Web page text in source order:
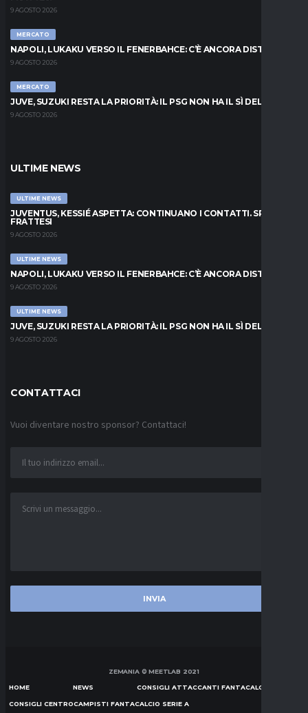
9 AGOSTO 2026
MERCATO
NAPOLI, LUKAKU VERSO IL FENERBAHCE: C’È ANCORA DISTANZA
9 AGOSTO 2026
MERCATO
JUVE, SUZUKI RESTA LA PRIORITÀ: IL PSG NON HA IL SÌ DEL PARMA
9 AGOSTO 2026
ULTIME NEWS
ULTIME NEWS
JUVENTUS, KESSIÉ ASPETTA: CONTINUANO I CONTATTI. SPUNTA
FRATTESI
9 AGOSTO 2026
ULTIME NEWS
NAPOLI, LUKAKU VERSO IL FENERBAHCE: C’È ANCORA DISTANZA
9 AGOSTO 2026
ULTIME NEWS
JUVE, SUZUKI RESTA LA PRIORITÀ: IL PSG NON HA IL SÌ DEL PARMA
9 AGOSTO 2026
CONTATTACI
Vuoi diventare nostro sponsor? Contattaci!
ZEMANIA © MEETLAB 2021
HOME NEWS CONSIGLI ATTACCANTI FANTACALCIO SERIE A
CONSIGLI CENTROCAMPISTI FANTACALCIO SERIE A